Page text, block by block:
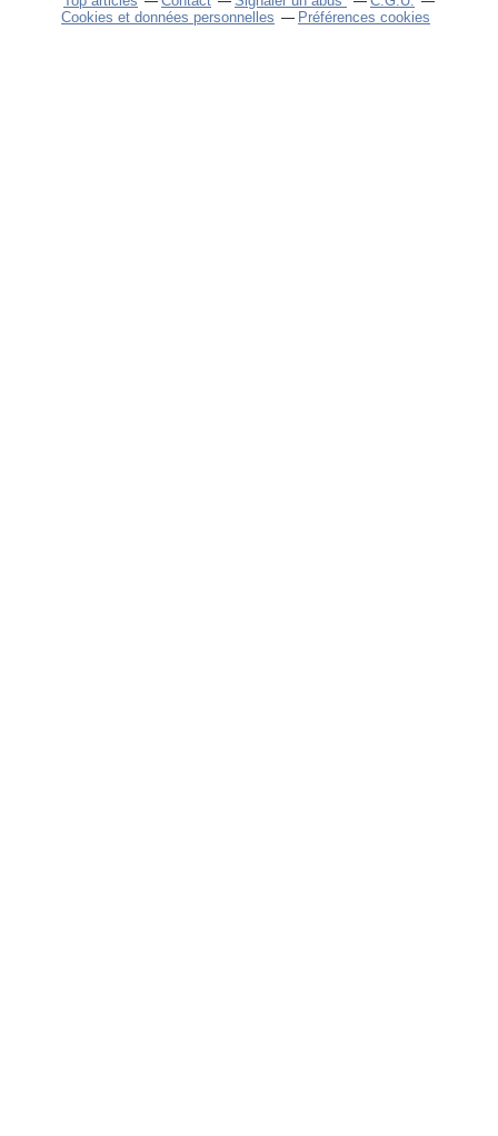
Cookies et données personnelles
Préférences cookies